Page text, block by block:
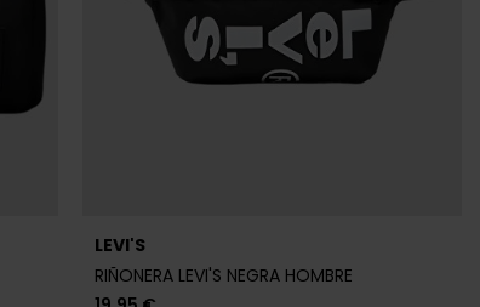
LEVI'S
RIÑONERA LEVI'S NEGRA HOMBRE